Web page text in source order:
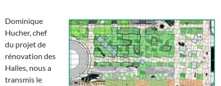
Dominique
Hucher, chef
du projet de
rénovation des
Halles, nous a
transmis le